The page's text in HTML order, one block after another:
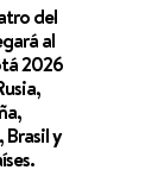
del
al
2026
y